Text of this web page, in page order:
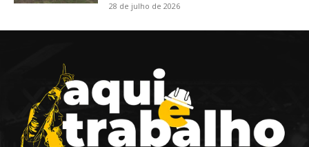
28 de julho de 2026